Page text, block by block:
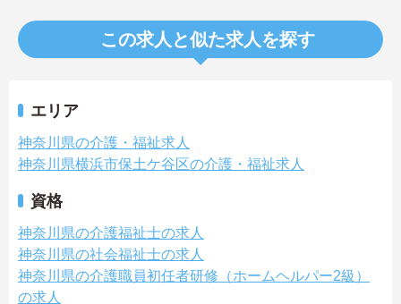
この求人と似た求人を探す
エリア
神奈川県の介護・福祉求人
神奈川県横浜市保土ケ谷区の介護・福祉求人
資格
神奈川県の介護福祉士の求人
神奈川県の社会福祉士の求人
神奈川県の介護職員初任者研修（ホームヘルパー2級）
の求人